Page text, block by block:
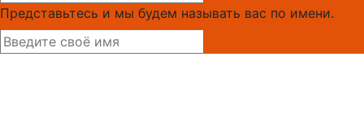
Представьтесь и мы будем называть вас по имени.